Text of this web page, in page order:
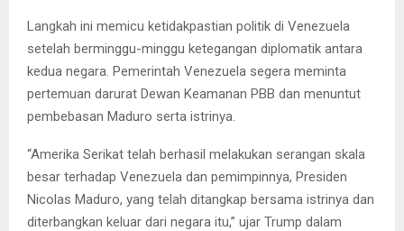
Langkah ini memicu ketidakpastian politik di Venezuela
setelah berminggu-minggu ketegangan diplomatik antara
kedua negara. Pemerintah Venezuela segera meminta
pertemuan darurat Dewan Keamanan PBB dan menuntut
pembebasan Maduro serta istrinya.
“Amerika Serikat telah berhasil melakukan serangan skala
besar terhadap Venezuela dan pemimpinnya, Presiden
Nicolas Maduro, yang telah ditangkap bersama istrinya dan
diterbangkan keluar dari negara itu,” ujar Trump dalam